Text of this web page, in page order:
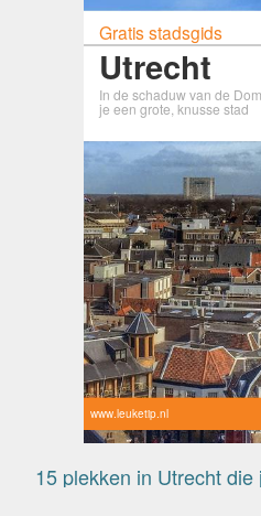
Gratis stadsgids
Utrecht
In de schaduw van de
je een grote, knusse stad
www.leuketip.nl
15 plekken in Utrecht